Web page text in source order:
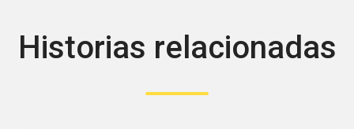
Historias relacionadas